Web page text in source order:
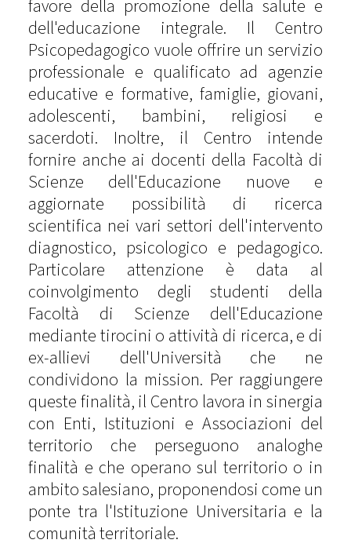
favore della promozione della salute e
dell'educazione integrale. Il Centro
Psicopedagogico vuole offrire un servizio
professionale e qualificato ad agenzie
educative e formative, famiglie, giovani,
adolescenti, bambini, religiosi e
sacerdoti. Inoltre, il Centro intende
fornire anche ai docenti della Facoltà di
Scienze dell'Educazione nuove e
aggiornate possibilità di ricerca
scientifica nei vari settori dell'intervento
diagnostico, psicologico e pedagogico.
Particolare attenzione è data al
coinvolgimento degli studenti della
Facoltà di Scienze dell'Educazione
mediante tirocini o attività di ricerca, e di
ex-allievi dell'Università che ne
condividono la mission. Per raggiungere
queste finalità, il Centro lavora in sinergia
con Enti, Istituzioni e Associazioni del
territorio che perseguono analoghe
finalità e che operano sul territorio o in
ambito salesiano, proponendosi come un
ponte tra l'Istituzione Universitaria e la
comunità territoriale.